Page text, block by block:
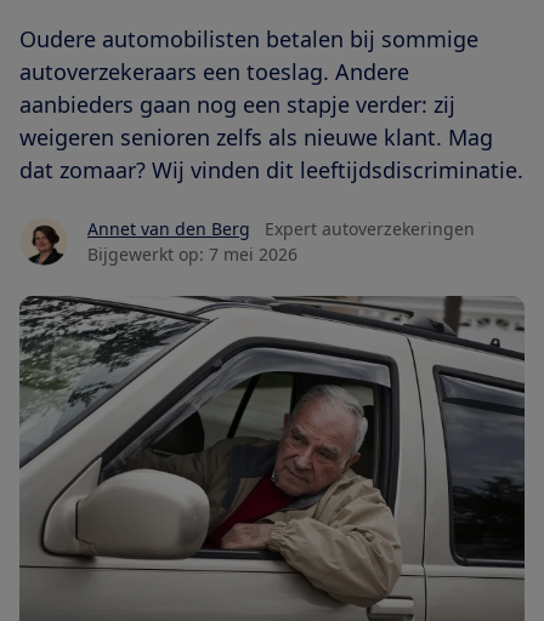
Oudere automobilisten betalen bij sommige
autoverzekeraars een toeslag. Andere
aanbieders gaan nog een stapje verder: zij
weigeren senioren zelfs als nieuwe klant. Mag
dat zomaar? Wij vinden dit leeftijdsdiscriminatie.
Annet van den Berg
Expert autoverzekeringen
Bijgewerkt op: 7 mei 2026